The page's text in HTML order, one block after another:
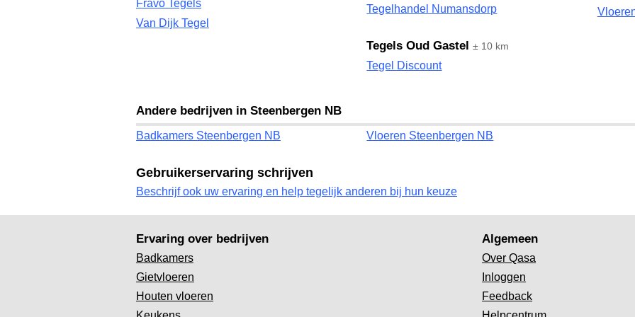
Fravo Tegels
Van Dijk Tegel
Tegelhandel Numansdorp
Tegels Oud Gastel ± 10 km
Tegel Discount
Andere bedrijven in Steenbergen NB
Badkamers Steenbergen NB Vloeren Steenbergen NB
Gebruikerservaring schrijven
Beschrijf ook uw ervaring en help tegelijk anderen bij hun keuze
Ervaring over bedrijven
Badkamers
Gietvloeren
Houten vloeren
Algemeen
Over Qasa
Inloggen
Feedback